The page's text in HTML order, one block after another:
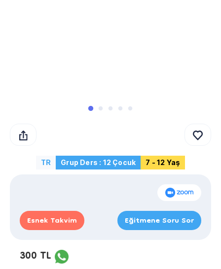
TR Grup Ders : 12 Çocuk 7 - 12 Yaş
Esnek Takvim Eğitmene Soru Sor
300 TL